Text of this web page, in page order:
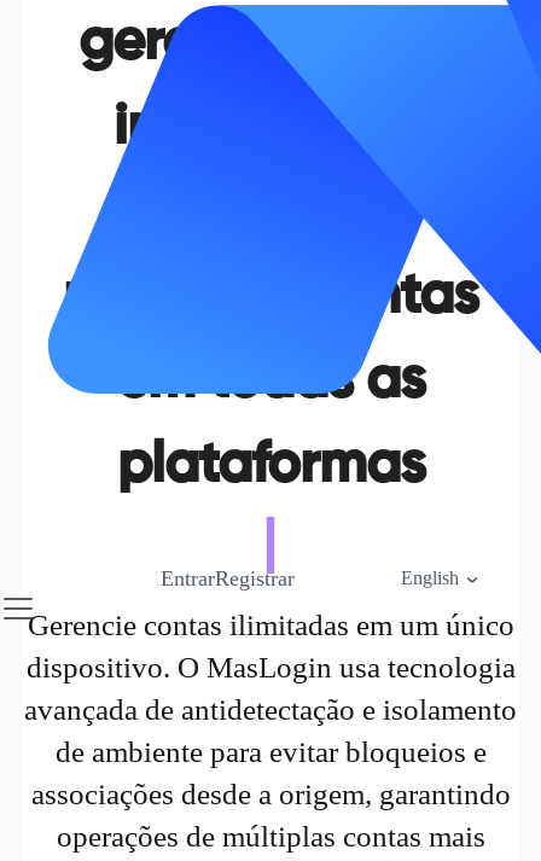
EntrarRegistrar English
gerenciamento
inteligente e
múltiplas contas
em todas as
plataformas
|
Gerencie contas ilimitadas em um único
dispositivo. O MasLogin usa tecnologia
avançada de antidetectação e isolamento
de ambiente para evitar bloqueios e
associações desde a origem, garantindo
operações de múltiplas contas mais